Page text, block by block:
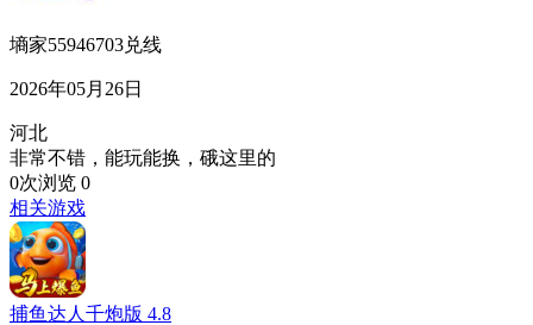
墒家55946703兑线
2026年05月26日
河北
非常不错，能玩能换，硪这里的
0次浏览 0
相关游戏
捕鱼达人千炮版 4.8